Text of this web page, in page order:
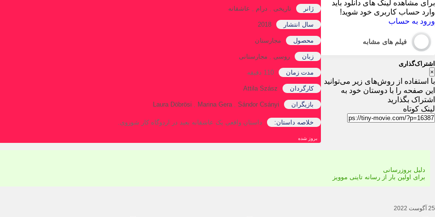
ژانر تاریخی , درام , عاشقانه
سال انتشار 2018
محصول مجارستان
زبان روسی , مجارستانی
مدت زمان 110 دقیقه
کارگردان Attila Szász
بازیگران Laura Döbrösi , Marina Gera, Sándor Csányi
خلاصه داستان: داستان واقعی یک عاشقانه بعید در اردوگاه کار شوروی.
بروز‌ شده
دلیل بروزرسانی
برای اولین بار از رسانه تاینی موویز
برای مشاهده لینک های دانلود باید
وارد حساب کاربری خود شوید!
ورود به حساب
25 آگوست 2022
فیلم های مشابه
اشتراک‌گذاری
×
با استفاده از روش‌های زیر می‌توانید
این صفحه را با دوستان خود به
اشتراک بگذارید
لینک کوتاه